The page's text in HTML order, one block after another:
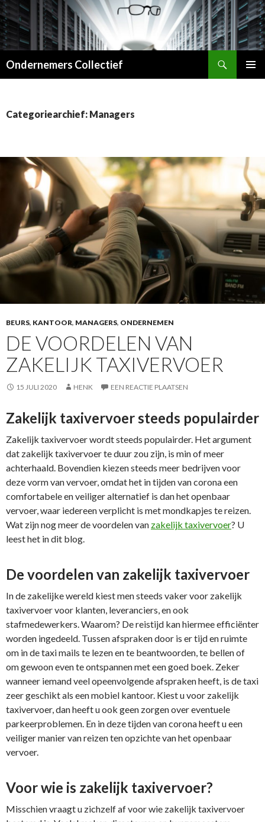
Ondernemers Collectief
Categoriearchief: Managers
BEURS, KANTOOR, MANAGERS, ONDERNEMEN
DE VOORDELEN VAN
ZAKELIJK TAXIVERVOER
15 JULI 2020 HENK EEN REACTIE PLAATSEN
Zakelijk taxivervoer steeds populairder
Zakelijk taxivervoer wordt steeds populairder. Het argument
dat zakelijk taxivervoer te duur zou zijn, is min of meer
achterhaald. Bovendien kiezen steeds meer bedrijven voor
deze vorm van vervoer, omdat het in tijden van corona een
comfortabele en veiliger alternatief is dan het openbaar
vervoer, waar iedereen verplicht is met mondkapjes te reizen.
Wat zijn nog meer de voordelen van zakelijk taxivervoer? U
leest het in dit blog.
De voordelen van zakelijk taxivervoer
In de zakelijke wereld kiest men steeds vaker voor zakelijk
taxivervoer voor klanten, leveranciers, en ook
stafmedewerkers. Waarom? De reistijd kan hiermee efficiënter
worden ingedeeld. Tussen afspraken door is er tijd en ruimte
om in de taxi mails te lezen en te beantwoorden, te bellen of
om gewoon even te ontspannen met een goed boek. Zeker
wanneer iemand veel opeenvolgende afspraken heeft, is de taxi
zeer geschikt als een mobiel kantoor. Kiest u voor zakelijk
taxivervoer, dan heeft u ook geen zorgen over eventuele
parkeerproblemen. En in deze tijden van corona heeft u een
veiliger manier van reizen ten opzichte van het openbaar
vervoer.
Voor wie is zakelijk taxivervoer?
Misschien vraagt u zichzelf af voor wie zakelijk taxivervoer